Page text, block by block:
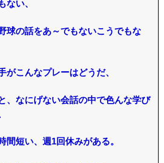
い、
球の話をあ～でもないこうでもな
こんなプレーはどうだ、
、なにげない会話の中で色んな学び
短い、週1回休みがある。